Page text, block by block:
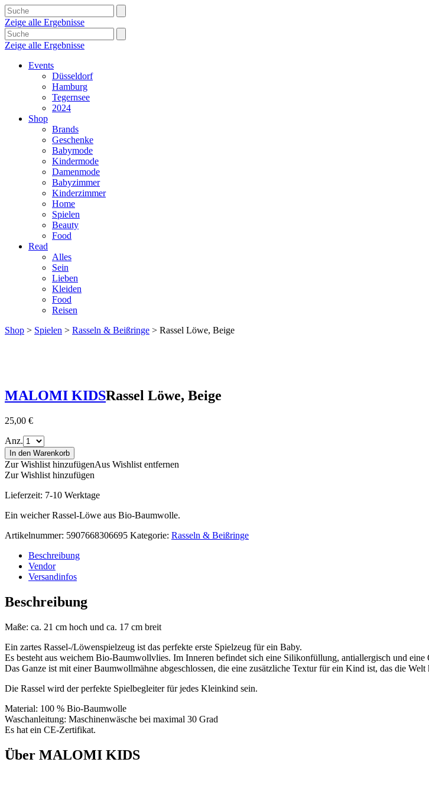
Zeige alle Ergebnisse
Zeige alle Ergebnisse
Events
Düsseldorf
Hamburg
Tegernsee
2024
Shop
Brands
Geschenke
Babymode
Kindermode
Damenmode
Babyzimmer
Kinderzimmer
Home
Spielen
Beauty
Food
Read
Alles
Sein
Lieben
Kleiden
Food
Reisen
Shop > Spielen > Rasseln & Beißringe > Rassel Löwe, Beige
MALOMI KIDSRassel Löwe, Beige
25,00 €
Anz.
In den Warenkorb
Zur Wishlist hinzufügenAus Wishlist entfernen
Zur Wishlist hinzufügen
Lieferzeit: 7-10 Werktage
Ein weicher Rassel-Löwe ​​aus Bio-Baumwolle.
Artikelnummer: 5907668306695 Kategorie: Rasseln & Beißringe
Beschreibung
Vendor
Versandinfos
Beschreibung
Maße: ca. 21 cm hoch und ca. 17 cm breit
Ein zartes Rassel-/Löwenspielzeug ist das perfekte erste Spielzeug für ein Baby.
Es besteht aus weichem Bio-Baumwollvlies. Im Inneren befindet sich eine Silikonfüllung, antiallergisch und
Das Ganze ist mit einer Baumwollmähne abgeschlossen, die eine zusätzliche Textur für ein Kind ist, das die Welt
Die Rassel wird der perfekte Spielbegleiter für jedes Kleinkind sein.
Material: 100 % Bio-Baumwolle
Waschanleitung: Maschinenwäsche bei maximal 30 Grad
Es hat ein CE-Zertifikat.
Über MALOMI KIDS